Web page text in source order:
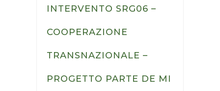
INTERVENTO SRG06 –
COOPERAZIONE
TRANSNAZIONALE –
PROGETTO PARTE DE MI
produttivi agricoli con finalità ambientale”
Nuovo termine:20 luglio 2026 ore 16.00